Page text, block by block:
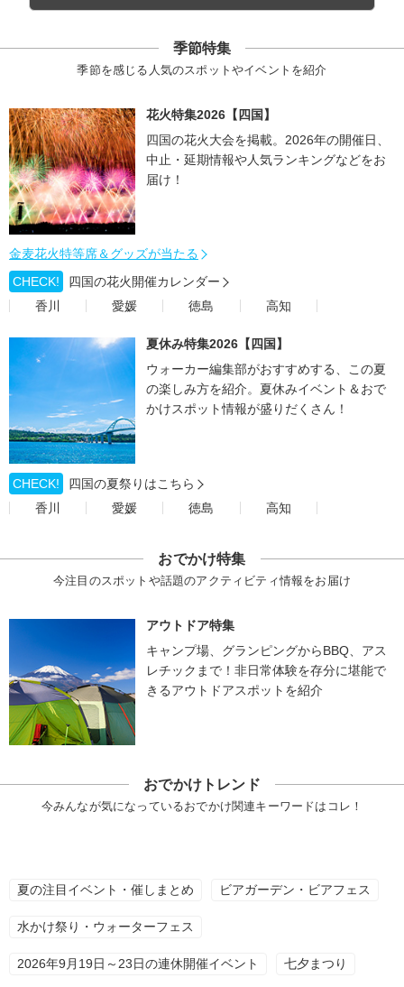
季節特集
季節を感じる人気のスポットやイベントを紹介
花火特集2026【四国】
四国の花火大会を掲載。2026年の開催日、
中止・延期情報や人気ランキングなどをお
届け！
金麦花火特等席＆グッズが当たる
CHECK!
四国の花火開催カレンダー
香川
愛媛 徳島 高知
夏休み特集2026【四国】
ウォーカー編集部がおすすめする、この夏
の楽しみ方を紹介。夏休みイベント＆おで
かけスポット情報が盛りだくさん！
CHECK!
四国の夏祭りはこちら
香川
愛媛 徳島 高知
おでかけ特集
今注目のスポットや話題のアクティビティ情報をお届け
アウトドア特集
キャンプ場、グランピングからBBQ、アス
レチックまで！非日常体験を存分に堪能で
きるアウトドアスポットを紹介
おでかけトレンド
今みんなが気になっているおでかけ関連キーワードはコレ！
夏の注目イベント・催しまとめ ビアガーデン・ビアフェス
水かけ祭り・ウォーターフェス
2026年9月19日～23日の連休開催イベント 七夕まつり